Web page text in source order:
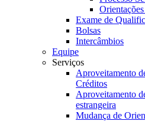
Exame de
Bolsas
Intercâmbios
Equipe
Serviços
Aproveitamento
Créditos
Aproveitamento
estrangeira
Mudança de